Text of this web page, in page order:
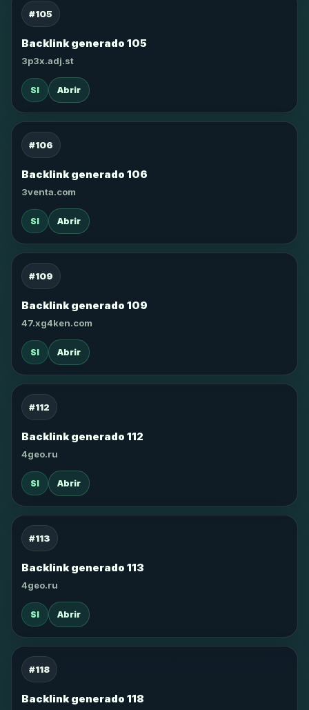
#105
Backlink generado 105
3p3x.adj.st
SI Abrir
#106
Backlink generado 106
3venta.com
SI Abrir
#109
Backlink generado 109
47.xg4ken.com
SI Abrir
#112
Backlink generado 112
4geo.ru
SI Abrir
#113
Backlink generado 113
4geo.ru
SI Abrir
#118
Backlink generado 118